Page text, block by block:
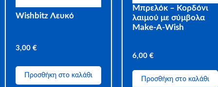
Wishbitz Λευκό
3,00 €
Προσθήκη στο καλάθι
Μπρελόκ – Κορδόνι
λαιμού με σύμβολα
Make-A-Wish
6,00 €
Προσθήκη στο καλάθι